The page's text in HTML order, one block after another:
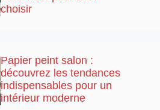
choisir
Papier peint salon :
découvrez les tendances
indispensables pour un
intérieur moderne